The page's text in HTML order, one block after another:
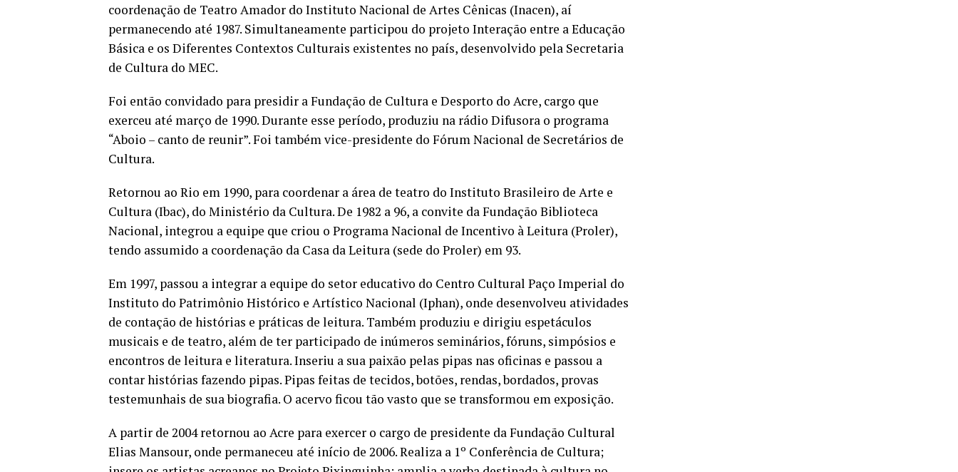
coordenação de Teatro Amador do Instituto Nacional de Artes Cênicas (Inacen), aí
permanecendo até 1987. Simultaneamente participou do projeto Interação entre a Educação
Básica e os Diferentes Contextos Culturais existentes no país, desenvolvido pela Secretaria
de Cultura do MEC.
Foi então convidado para presidir a Fundação de Cultura e Desporto do Acre, cargo que
exerceu até março de 1990. Durante esse período, produziu na rádio Difusora o programa
“Aboio – canto de reunir”. Foi também vice-presidente do Fórum Nacional de Secretários de
Cultura.
Retornou ao Rio em 1990, para coordenar a área de teatro do Instituto Brasileiro de Arte e
Cultura (Ibac), do Ministério da Cultura. De 1982 a 96, a convite da Fundação Biblioteca
Nacional, integrou a equipe que criou o Programa Nacional de Incentivo à Leitura (Proler),
tendo assumido a coordenação da Casa da Leitura (sede do Proler) em 93.
Em 1997, passou a integrar a equipe do setor educativo do Centro Cultural Paço Imperial do
Instituto do Patrimônio Histórico e Artístico Nacional (Iphan), onde desenvolveu atividades
de contação de histórias e práticas de leitura. Também produziu e dirigiu espetáculos
musicais e de teatro, além de ter participado de inúmeros seminários, fóruns, simpósios e
encontros de leitura e literatura. Inseriu a sua paixão pelas pipas nas oficinas e passou a
contar histórias fazendo pipas. Pipas feitas de tecidos, botões, rendas, bordados, provas
testemunhais de sua biografia. O acervo ficou tão vasto que se transformou em exposição.
A partir de 2004 retornou ao Acre para exercer o cargo de presidente da Fundação Cultural
Elias Mansour, onde permaneceu até início de 2006. Realiza a 1º Conferência de Cultura;